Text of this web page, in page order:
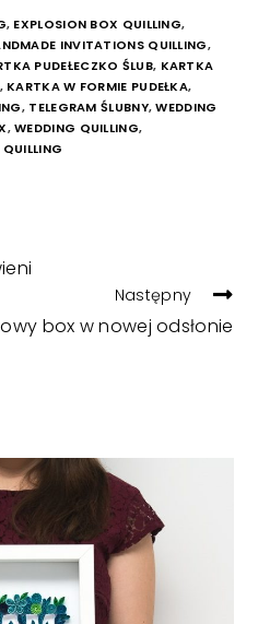
, EXPLOSION BOX QUILLING,
INVITATIONS QUILLING,
PUDEŁECZKO ŚLUB, KARTKA
, KARTKA W FORMIE PUDEŁKA,
, TELEGRAM ŚLUBNY, WEDDING
, WEDDING QUILLING,
Następny
box w nowej odsłonie